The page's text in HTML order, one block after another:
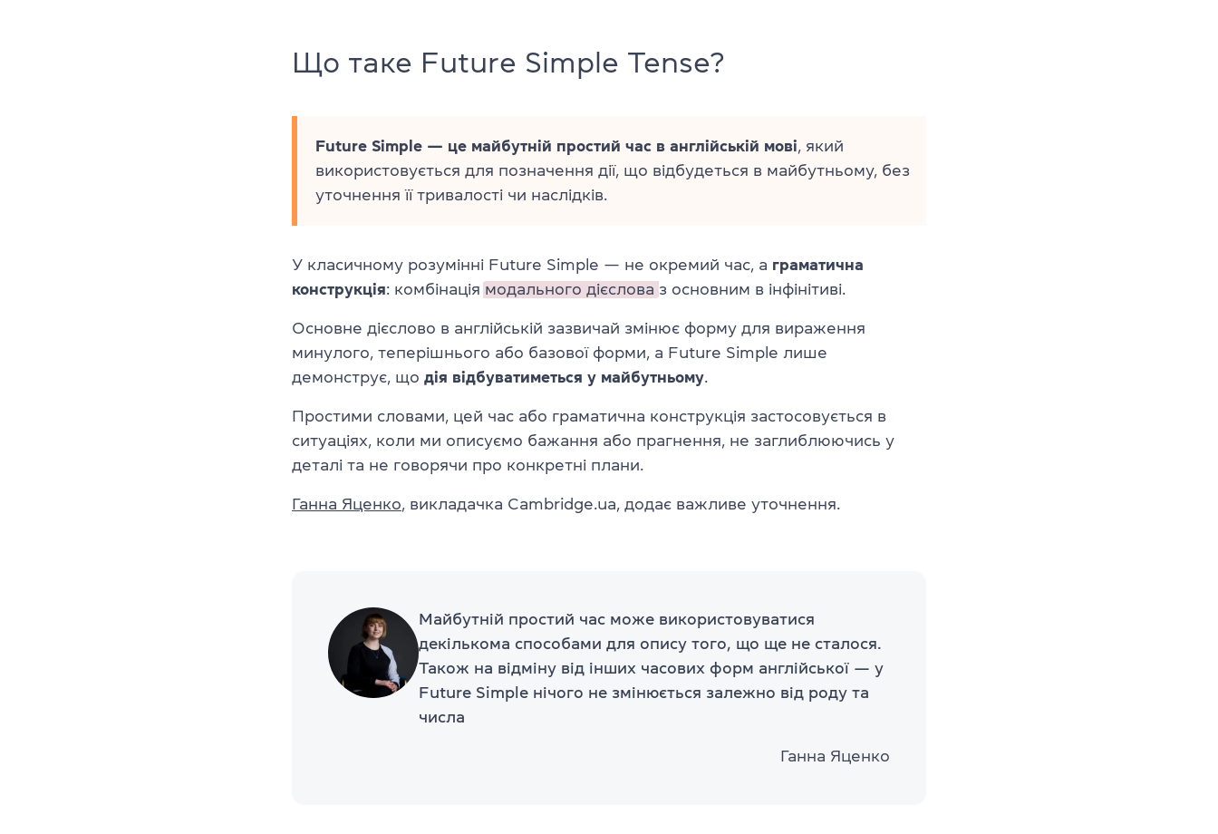
Що таке Future Simple Tense?
Future Simple — це майбутній простий час в англійській мові, який
використовується для позначення дії, що відбудеться в майбутньому, без
уточнення її тривалості чи наслідків.
У класичному розумінні Future Simple — не окремий час, а граматична
конструкція: комбінація модального дієслова з основним в інфінітиві.
Основне дієслово в англійській зазвичай змінює форму для вираження
минулого, теперішнього або базової форми, а Future Simple лише
демонструє, що дія відбуватиметься у майбутньому.
Простими словами, цей час або граматична конструкція застосовується в
ситуаціях, коли ми описуємо бажання або прагнення, не заглиблюючись у
деталі та не говорячи про конкретні плани.
Ганна Яценко, викладачка Cambridge.ua, додає важливе уточнення.
Майбутній простий час може використовуватися
декількома способами для опису того, що ще не сталося.
Також на відміну від інших часових форм англійської — у
Future Simple нічого не змінюється залежно від роду та
числа
Ганна Яценко